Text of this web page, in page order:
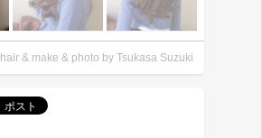
hair & make & photo by Tsukasa Suzuki